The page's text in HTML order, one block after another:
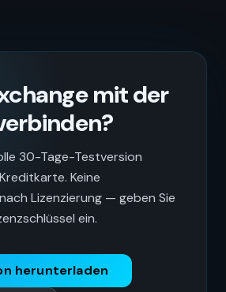
mit der
30-Tage-Testversion
Keine
Lizenzierung — geben Sie
ein.
herunterladen